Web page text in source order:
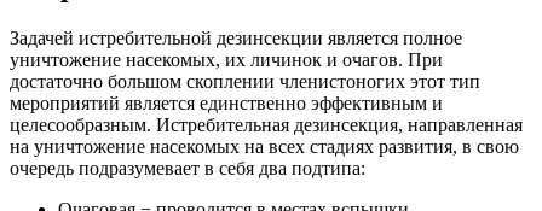
Задачей истребительной дезинсекции является полное
уничтожение насекомых, их личинок и очагов. При
достаточно большом скоплении членистоногих этот тип
мероприятий является единственно эффективным и
целесообразным. Истребительная дезинсекция, направленная
на уничтожение насекомых на всех стадиях развития, в свою
очередь подразумевает в себя два подтипа: